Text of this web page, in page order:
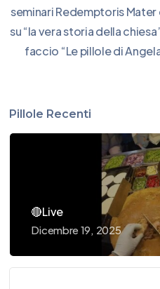
seminari Redemptoris
su “la vera storia della
faccio “Le pillole di
Pillole Recenti
🔴Live
Dicembre 19, 2025